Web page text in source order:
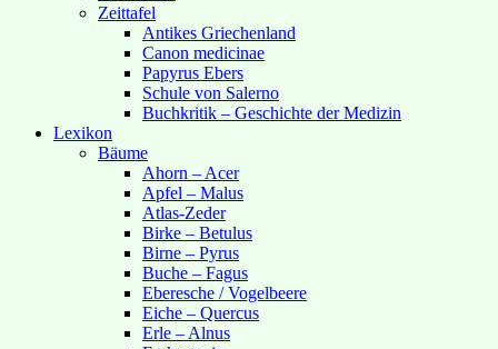
Zeittafel
Antikes Griechenland
Canon medicinae
Papyrus Ebers
Schule von Salerno
Buchkritik – Geschichte der Medizin
Lexikon
Bäume
Ahorn – Acer
Apfel – Malus
Atlas-Zeder
Birke – Betulus
Birne – Pyrus
Buche – Fagus
Eberesche / Vogelbeere
Eiche – Quercus
Erle – Alnus